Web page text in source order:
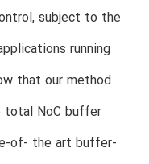
subject to the
running
that our method
total NoC buffer
of- the art buffer-